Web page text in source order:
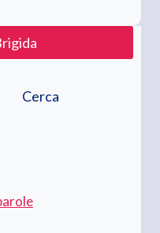
Cerca